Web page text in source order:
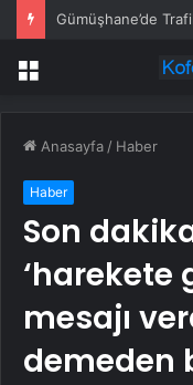
Gümüşhane’de
Menü
Anasayfa / Haber
Haber
Son
‘harekete
mesajı
demeden